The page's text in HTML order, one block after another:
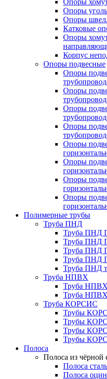
Опоры
Опоры
Опоры
Катковые
Опоры
Корпус
Опоры подвесные
Опоры
Опоры
Опоры
Опоры
Опоры
Опоры
Опоры
Опоры
Полимерные трубы
Труба ПНД
Труба ПНД
Труба ПНД
Труба ПНД
Труба ПНД
Труба ПНД
Труба НПВХ
Труба
Труба НПВХ
Труба КОРСИС
Трубы
Трубы
Трубы
Трубы
Полоса
Полоса из чёрной
Полоса
Полоса